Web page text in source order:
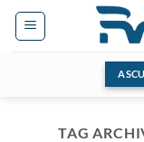
Skip
TAG